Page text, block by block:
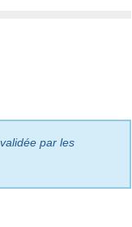
par les